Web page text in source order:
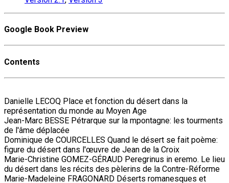
Google Book Preview
Contents
Danielle LECOQ Place et fonction du désert dans la
représentation du monde au Moyen Age
Jean-Marc BESSE Pétrarque sur la mpontagne: les tourments
de l'âme déplacée
Dominique de COURCELLES Quand le désert se fait poème:
figure du désert dans l'œuvre de Jean de la Croix
Marie-Christine GOMEZ-GÉRAUD Peregrinus in eremo. Le lieu
du désert dans les récits des pèlerins de la Contre-Réforme
Marie-Madeleine FRAGONARD Déserts romanesques et